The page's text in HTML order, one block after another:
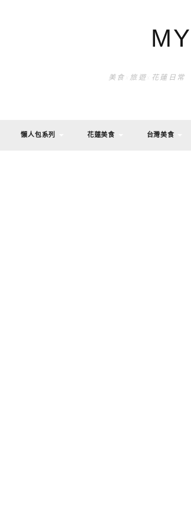
美食x旅遊x花蓮日常
懶人包系列 花蓮美食 台灣美食